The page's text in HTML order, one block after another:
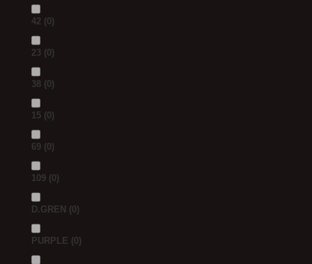
42 (0)
23 (0)
38 (0)
15 (0)
69 (0)
109 (0)
D.GREN (0)
PURPLE (0)